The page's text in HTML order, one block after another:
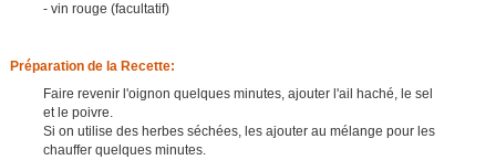
- vin rouge (facultatif)
Préparation de la Recette:
Faire revenir l'oignon quelques minutes, ajouter l'ail haché, le sel
et le poivre.
Si on utilise des herbes séchées, les ajouter au mélange pour les
chauffer quelques minutes.